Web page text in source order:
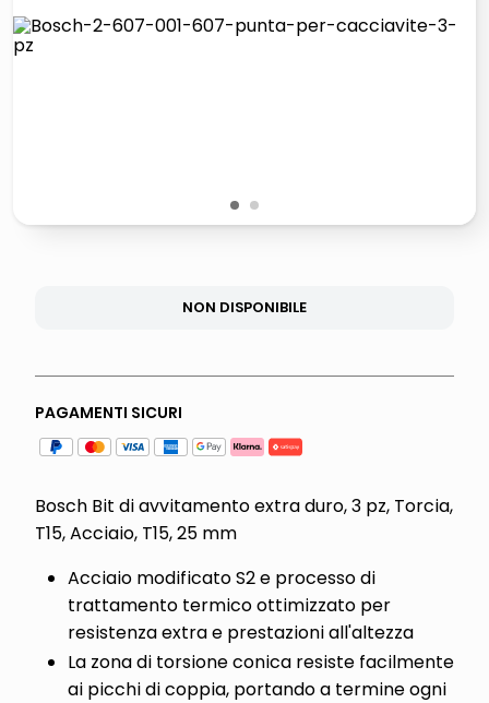
pattumiera raccolta differenziata
1 2
NON DISPONIBILE
PAGAMENTI SICURI
Bosch Bit di avvitamento extra duro, 3 pz, Torcia,
T15, Acciaio, T15, 25 mm
Acciaio modificato S2 e processo di
trattamento termico ottimizzato per
resistenza extra e prestazioni all'altezza
La zona di torsione conica resiste facilmente
ai picchi di coppia, portando a termine ogni